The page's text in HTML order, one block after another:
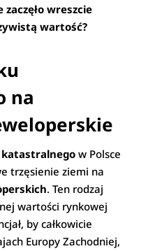
wreszcie
wartość?
na
w Polsce
trzęsienie ziemi na
. Ten rodzaj
wartości rynkowej
by całkowicie
Europy Zachodniej,